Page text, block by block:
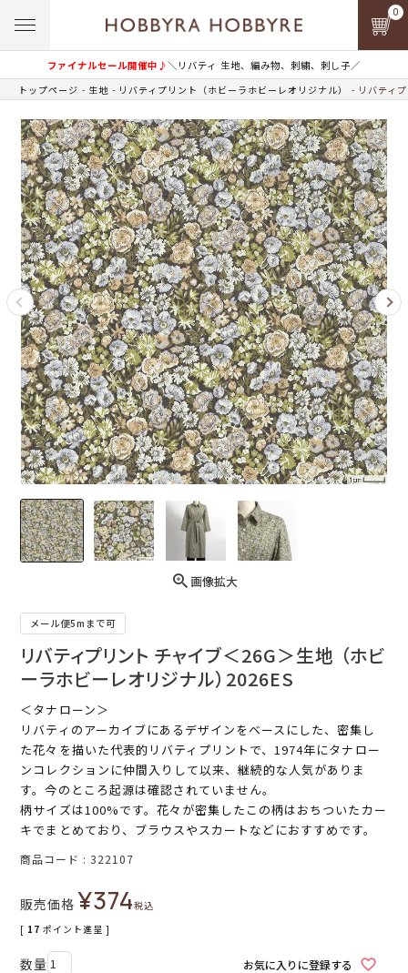
ファイナルセール開催中♪＼リバティ 生地、編み物、刺繍、刺し子／
0
トップページ 生地 リバティプリント（ホビーラホビーレオリジナル） リバティ
画像拡大
メール便5mまで可
リバティプリント チャイブ＜26G＞生地 （ホビ
ーラホビーレオリジナル）2026ES
＜タナローン＞
リバティのアーカイブにあるデザインをベースにした、密集し
た花々を描いた代表的リバティプリントで、1974年にタナロー
ンコレクションに仲間入りして以来、継続的な人気がありま
す。今のところ起源は確認されていません。
柄サイズは100%です。花々が密集したこの柄はおちついたカー
キでまとめており、ブラウスやスカートなどにおすすめです。
商品コード 322107
販売価格 ¥374税込
[ 17 ポイント進呈 ]
お気に入りに登録する